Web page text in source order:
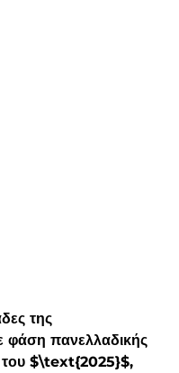
της
φάση πανελλαδικής
$\text{2025}$,